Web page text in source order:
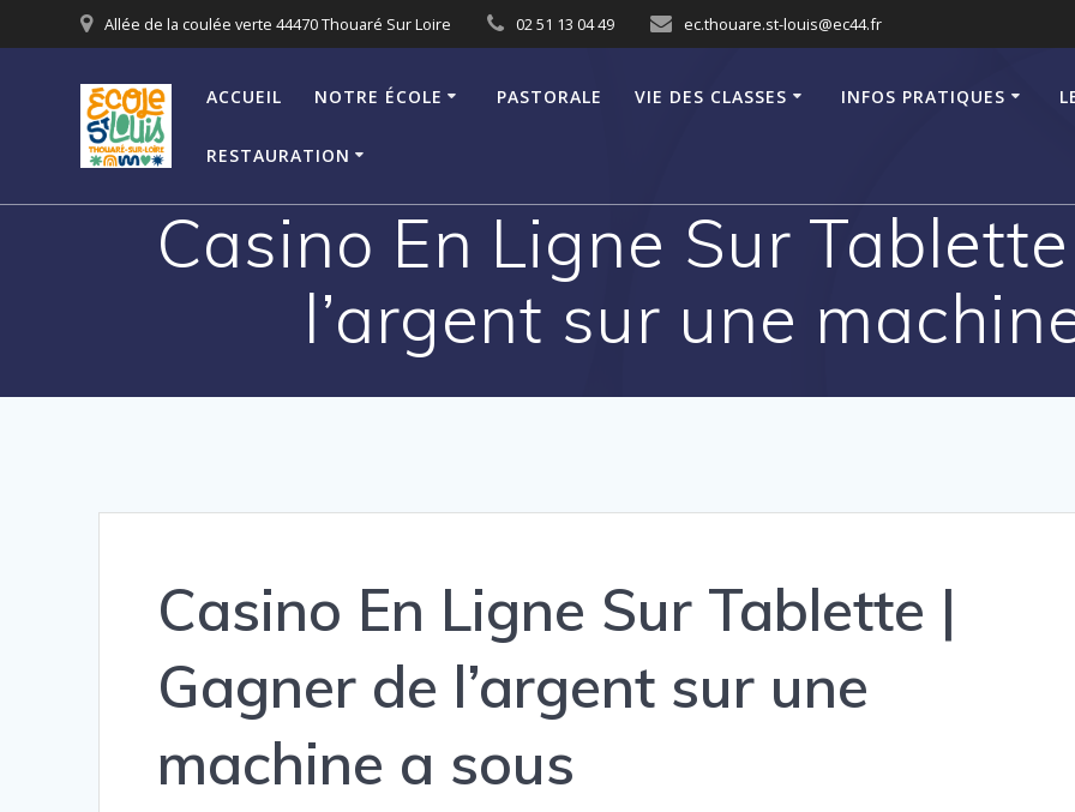
au
Allée de la coulée verte 44470 Thouaré Sur Loire 02 51 13 04 49 ec.thouare.st-louis@ec44.fr
ACCUEIL NOTRE ÉCOLE PASTORALE VIE DES CLASSES INFOS PRATIQUES
RESTAURATION
Casino En Ligne Sur
l’argent sur une
Casino En Ligne Sur Tablette |
Gagner de l’argent sur une
machine a sous